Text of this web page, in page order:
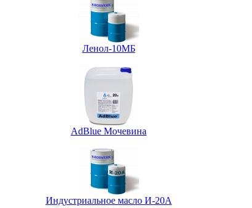
Ленол-10МБ
AdBlue Мочевина
Индустриальное масло И-20А